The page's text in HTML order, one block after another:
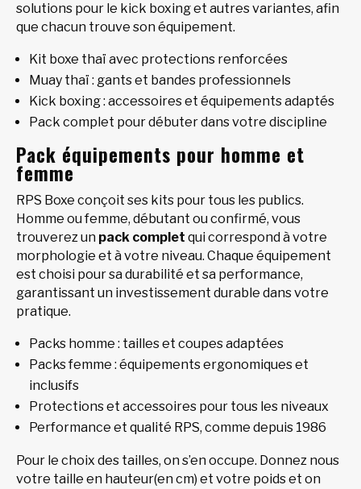
solutions pour le kick boxing et autres variantes, afin
que chacun trouve son équipement.
Kit boxe thaï avec protections renforcées
Muay thaï : gants et bandes professionnels
Kick boxing : accessoires et équipements adaptés
Pack complet pour débuter dans votre discipline
Pack équipements pour homme et
femme
RPS Boxe conçoit ses kits pour tous les publics.
Homme ou femme, débutant ou confirmé, vous
trouverez un pack complet qui correspond à votre
morphologie et à votre niveau. Chaque équipement
est choisi pour sa durabilité et sa performance,
garantissant un investissement durable dans votre
pratique.
Packs homme : tailles et coupes adaptées
Packs femme : équipements ergonomiques et
inclusifs
Protections et accessoires pour tous les niveaux
Performance et qualité RPS, comme depuis 1986
Pour le choix des tailles, on s’en occupe. Donnez nous
votre taille en hauteur(en cm) et votre poids et on